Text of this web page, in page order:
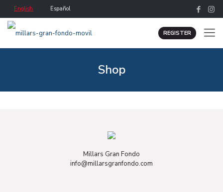
English Español
REGISTER
Shop
Millars Gran Fondo
info@millarsgranfondo.com